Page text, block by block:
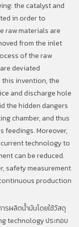
the catalyst and
in order to
raw materials are
from the inlet
of the raw
deviated
invention, the
and discharge hole
the hidden dangers
chamber, and thus
Moreover,
technology to
can be reduced.
safety measurement
production
ารผลิตน้ำมันโดยใช้วัสดุ
technologyประกอบ